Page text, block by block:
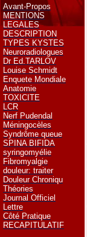
Avant-Propos
MENTIONS
LEGALES
DESCRIPTION
TYPES KYSTES
Neuroradiologues
Dr Ed.TARLOV
Louise Schmidt
Enquete Mondiale
Anatomie
TOXICITE
LCR
Nerf Pudendal
Méningocèles
Syndrôme queue
SPINA BIFIDA
syringomyélie
Fibromyalgie
douleur: traiter
Douleur Chroniqu
Théories
Journal Officiel
Lettre
Côté Pratique
RECAPITULATIF